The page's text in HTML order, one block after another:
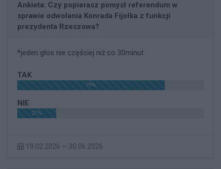
Ankieta: Czy popierasz pomysł referendum w
sprawie odwołania Konrada Fijołka z funkcji
prezydenta Rzeszowa?
*jeden głos nie częściej niż co 30minut
TAK
79%
NIE
21%
19.02.2026 – 30.06.2026